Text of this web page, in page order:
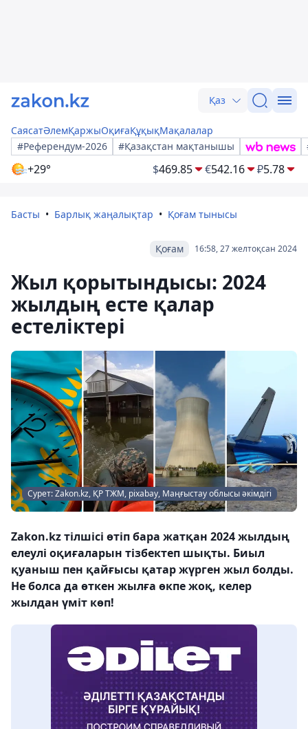
Қаз
СаясатӘлемҚаржыОқиғаҚұқықМақалалар
#Референдум-2026
#Қазақстан мақтанышы
+29° $469.85 €542.16 ₽5.78
Басты Барлық жаңалықтар Қоғам тынысы
16:58, 27 желтоқсан 2024
Қоғам
Жыл қорытындысы: 2024
жылдың есте қалар
естеліктері
Сурет: Zakon.kz, ҚР ТЖМ, pixabay, Маңғыстау облысы әкімдігі
Zakon.kz тілшісі өтіп бара жатқан 2024 жылдың
елеулі оқиғаларын тізбектеп шықты. Биыл
қуаныш пен қайғысы қатар жүрген жыл болды.
Не болса да өткен жылға өкпе жоқ, келер
жылдан үміт көп!